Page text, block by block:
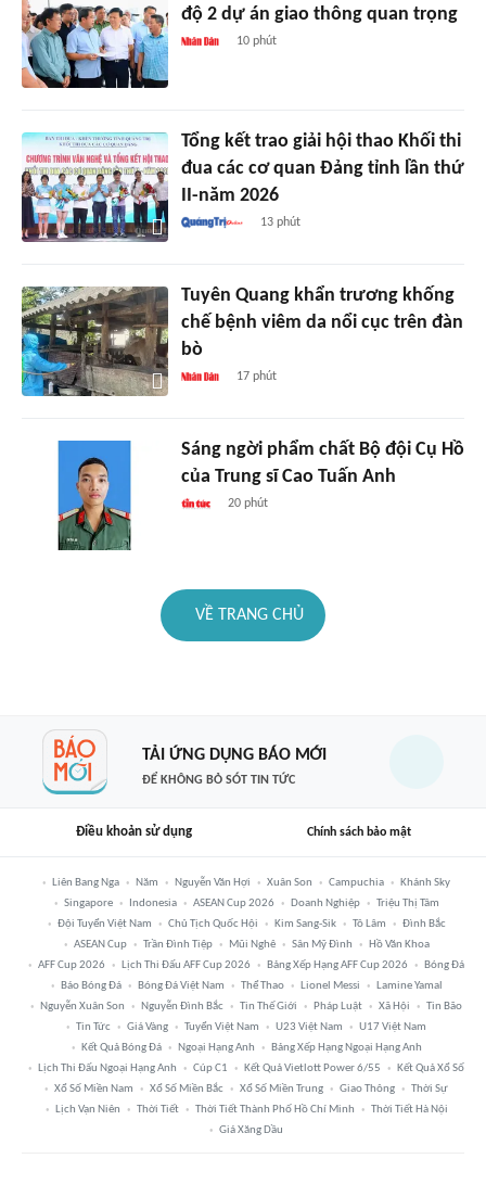
độ 2 dự án giao thông quan trọng
10 phút
Tổng kết trao giải hội thao Khối thi
đua các cơ quan Đảng tỉnh lần thứ
II-năm 2026
13 phút
Tuyên Quang khẩn trương khống
chế bệnh viêm da nổi cục trên đàn
bò
17 phút
Sáng ngời phẩm chất Bộ đội Cụ Hồ
của Trung sĩ Cao Tuấn Anh
20 phút
VỀ TRANG CHỦ
TẢI ỨNG DỤNG BÁO MỚI
ĐỂ KHÔNG BỎ SÓT TIN TỨC
Điều khoản sử dụng Chính sách bảo mật
Liên Bang Nga Năm Nguyễn Văn Hợi Xuân Son Campuchia
Khánh Sky
Singapore
Indonesia ASEAN Cup 2026 Doanh Nghiệp
Triệu Thị Tâm
Đội Tuyển Việt Nam
Chủ Tịch Quốc Hội Kim Sang-Sik Tô Lâm
Đình Bắc
ASEAN Cup
Trần Đình Tiệp Mũi Nghê Sân Mỹ Đình
Hồ Văn Khoa
AFF Cup 2026
Lịch Thi Đấu AFF Cup 2026 Bảng Xếp Hạng AFF Cup 2026
Bóng Đá
Báo Bóng Đá
Bóng Đá Việt Nam Thể Thao Lionel Messi
Lamine Yamal
Nguyễn Xuân Son
Nguyễn Đình Bắc Tin Thế Giới Pháp Luật Xã Hội
Tin Bão
Tin Tức
Giá Vàng Tuyển Việt Nam U23 Việt Nam
U17 Việt Nam
Kết Quả Bóng Đá
Ngoại Hạng Anh
Bảng Xếp Hạng Ngoại Hạng Anh
Lịch Thi Đấu Ngoại Hạng Anh
Cúp C1 Kết Quả Vietlott Power 6/55
Kết Quả Xổ Số
Xổ Số Miền Nam
Xổ Số Miền Bắc Xổ Số Miền Trung Giao Thông
Thời Sự
Lịch Vạn Niên
Thời Tiết Thời Tiết Thành Phố Hồ Chí Minh
Thời Tiết Hà Nội
Giá Xăng Dầu